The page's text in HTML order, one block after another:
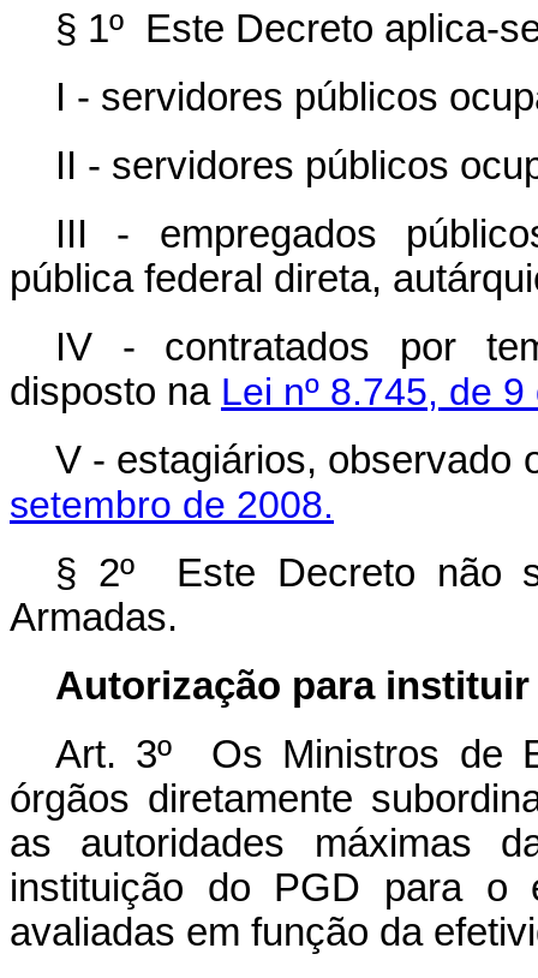
§ 1º Este Decreto aplica-
I - servidores públicos
II - servidores públicos
III - empregados
pública federal direta,
IV - contratados por
disposto na Lei nº 8.745, de
V - estagiários, observado
setembro de 2008.
§ 2º Este Decreto não
Armadas.
Autorização para instituir
Art. 3º Os Ministros de
órgãos diretamente
as autoridades máximas
instituição do PGD para o
avaliadas em função da